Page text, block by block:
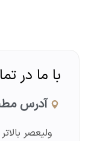
با ما در
آدرس
ولیعصر بالاتر